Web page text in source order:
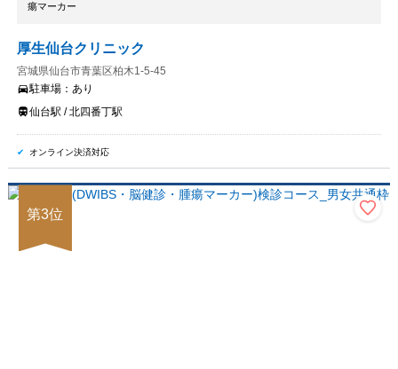
瘍マーカー
厚生仙台クリニック
宮城県仙台市青葉区柏木1-5-45
駐車場： あり
仙台駅 / 北四番丁駅
オンライン決済対応
第3位